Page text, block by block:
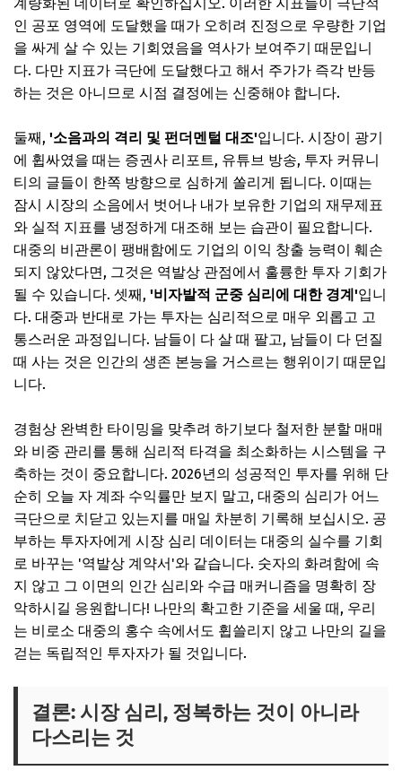
인 공포 영역에 도달했을 때가 오히려 진정으로 우량한 기업
을 싸게 살 수 있는 기회였음을 역사가 보여주기 때문입니
다. 다만 지표가 극단에 도달했다고 해서 주가가 즉각 반등
하는 것은 아니므로 시점 결정에는 신중해야 합니다.
둘째, '소음과의 격리 및 펀더멘털 대조'입니다. 시장이 광기
에 휩싸였을 때는 증권사 리포트, 유튜브 방송, 투자 커뮤니
티의 글들이 한쪽 방향으로 심하게 쏠리게 됩니다. 이때는
잠시 시장의 소음에서 벗어나 내가 보유한 기업의 재무제표
와 실적 지표를 냉정하게 대조해 보는 습관이 필요합니다.
대중의 비관론이 팽배함에도 기업의 이익 창출 능력이 훼손
되지 않았다면, 그것은 역발상 관점에서 훌륭한 투자 기회가
될 수 있습니다. 셋째, '비자발적 군중 심리에 대한 경계'입니
다. 대중과 반대로 가는 투자는 심리적으로 매우 외롭고 고
통스러운 과정입니다. 남들이 다 살 때 팔고, 남들이 다 던질
때 사는 것은 인간의 생존 본능을 거스르는 행위이기 때문입
니다.
경험상 완벽한 타이밍을 맞추려 하기보다 철저한 분할 매매
와 비중 관리를 통해 심리적 타격을 최소화하는 시스템을 구
축하는 것이 중요합니다. 2026년의 성공적인 투자를 위해 단
순히 오늘 자 계좌 수익률만 보지 말고, 대중의 심리가 어느
극단으로 치닫고 있는지를 매일 차분히 기록해 보십시오. 공
부하는 투자자에게 시장 심리 데이터는 대중의 실수를 기회
로 바꾸는 '역발상 계약서'와 같습니다. 숫자의 화려함에 속
지 않고 그 이면의 인간 심리와 수급 매커니즘을 명확히 장
악하시길 응원합니다! 나만의 확고한 기준을 세울 때, 우리
는 비로소 대중의 홍수 속에서도 휩쓸리지 않고 나만의 길을
걷는 독립적인 투자자가 될 것입니다.
결론: 시장 심리, 정복하는 것이 아니라
다스리는 것